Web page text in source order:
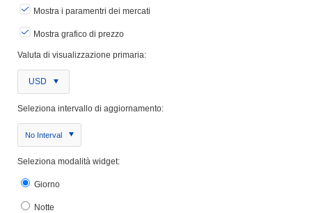
Mostra i paramentri dei mercati
Mostra grafico di prezzo
Valuta di visualizzazione primaria:
USD
Seleziona intervallo di aggiornamento:
No Interval
Seleziona modalità widget:
Giorno
Notte